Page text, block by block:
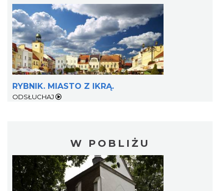
RYBNIK. MIASTO Z IKRĄ.
ODSŁUCHAJ
W POBLIŻU